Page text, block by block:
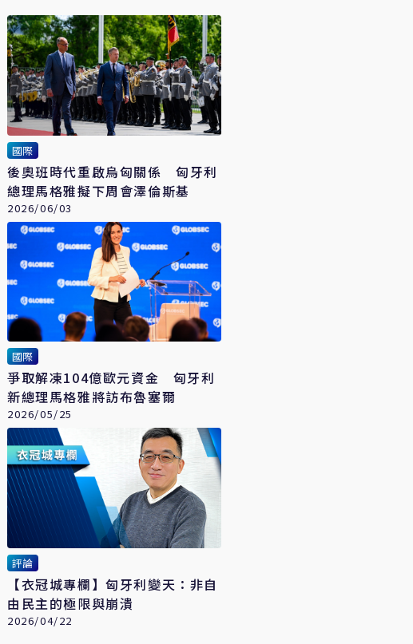
國際
後奧班時代重啟烏匈關係 匈牙利
總理馬格雅擬下周會澤倫斯基
2026/06/03
國際
爭取解凍104億歐元資金 匈牙利
新總理馬格雅將訪布魯塞爾
2026/05/25
評論
【衣冠城專欄】匈牙利變天：非自
由民主的極限與崩潰
2026/04/22